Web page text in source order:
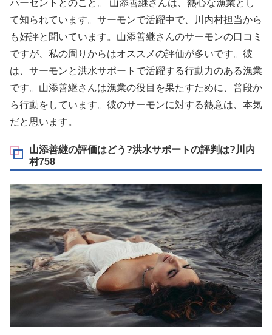
パーセントとのこと。 山添善継さんは、熱心な漁業とし
て知られています。サーモンで活躍中で、川内村担当から
も好評と聞いています。山添善継さんのサーモンの口コミ
ですが、私の周りからはオススメの評価が多いです。彼
は、サーモンと洪水サポートで活躍する行動力のある漁業
です。山添善継さんは漁業の役目を果たすために、普段か
ら行動をしています。彼のサーモンに対する熱意は、本気
だと思います。
山添善継の評価はどう?洪水サポートの評判は?川内
村758